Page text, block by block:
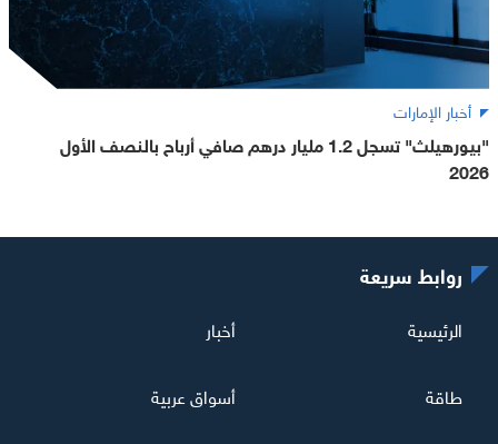
أخبار الإمارات
"بيورهيلث" تسجل 1.2 مليار درهم صافي أرباح بالنصف الأول
2026
روابط سريعة
الرئيسية أخبار
طاقة أسواق عربية